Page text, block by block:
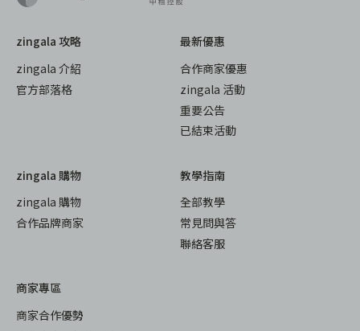
zingala 攻略
zingala 介紹
官方部落格
最新優惠
合作商家優惠
zingala 活動
重要公告
已結束活動
zingala 購物
zingala 購物
合作品牌商家
教學指南
全部教學
常見問與答
聯絡客服
商家專區
商家合作優勢